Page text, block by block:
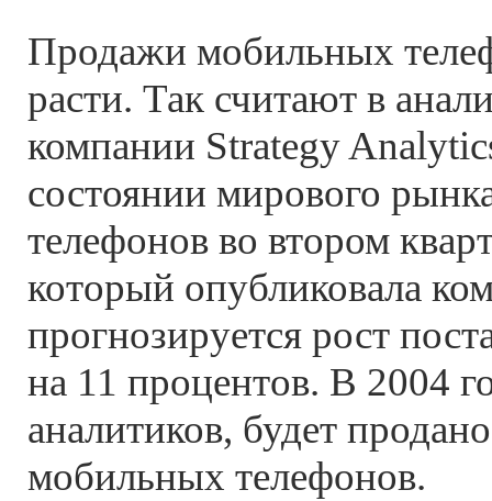
Продажи мобильных
расти. Так считают в
компании Strategy
состоянии мирового
телефонов во втором
который опубликовала
прогнозируется рост
на 11 процентов. В 2004
аналитиков, будет
мобильных телефонов.